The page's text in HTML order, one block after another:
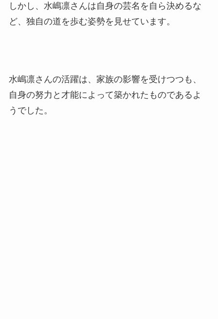
しかし、水嶋凛さんは自身の芸名を自ら決めるな
ど、独自の道を歩む姿勢を見せています。
水嶋凛さんの活躍は、家族の影響を受けつつも、
自身の努力と才能によって築かれたものであるよ
うでした。